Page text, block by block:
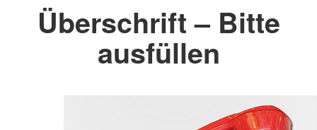
Überschrift – Bitte
ausfüllen